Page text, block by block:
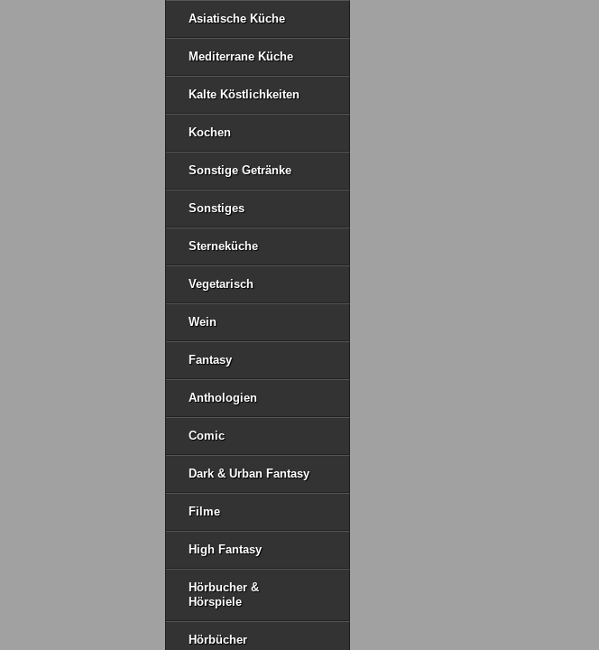
Asiatische Küche
Mediterrane Küche
Kalte Köstlichkeiten
Kochen
Sonstige Getränke
Sonstiges
Sterneküche
Vegetarisch
Wein
Fantasy
Anthologien
Comic
Dark & Urban Fantasy
Filme
High Fantasy
Hörbucher &
Hörspiele
Hörbücher